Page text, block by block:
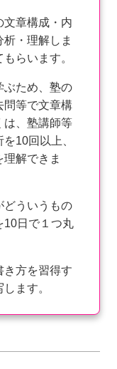
章構成・内
・理解しま
らいます。
ため、塾の
問等で文章構
は、塾講師等
10回以上、
解できま
ういうもの
10日で１つ丸
方を習得す
ます。